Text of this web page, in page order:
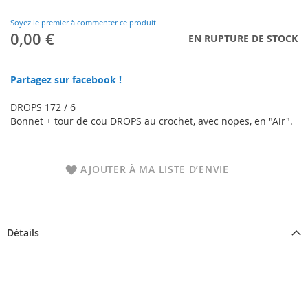
Soyez le premier à commenter ce produit
0,00 € EN RUPTURE DE STOCK
Partagez sur facebook !
DROPS 172 / 6
Bonnet + tour de cou DROPS au crochet, avec nopes, en "Air".
AJOUTER À MA LISTE D’ENVIE
beginning
of
the
gallery
Détails